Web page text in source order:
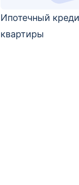
Ипотечный
квартиры